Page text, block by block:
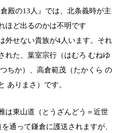
殿の13人』では、北条義時が主
ほど出るのかは不明です
せない貴族が4人います。それ
れた、葉室宗行（はむろ むねゆ
ちか）、高倉範茂（たかくら の
ありまさ）です。
は東山道（とうざんどう＝近世
通って鎌倉に護送されますが、